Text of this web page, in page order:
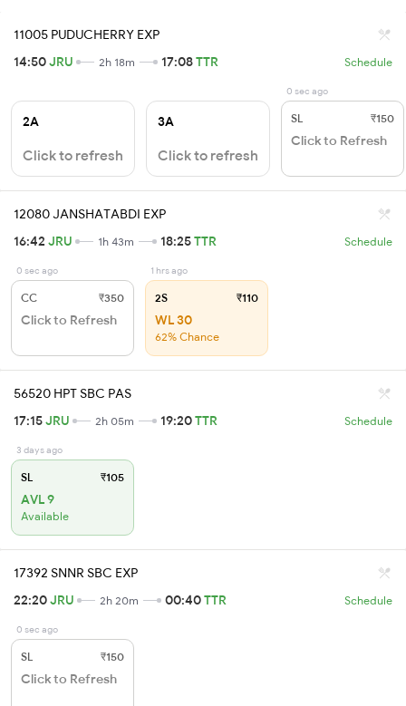
11005 PUDUCHERRY EXP
14:50JRU 2h 18m 17:08TTR Schedule
2A
Click to refresh
3A
Click to refresh
0 sec ago
SL ₹150
Click to Refresh
12080 JANSHATABDI EXP
16:42 JRU 1h 43m 18:25TTR Schedule
0 sec ago
CC ₹350
Click to Refresh
1 hrs ago
2S ₹110
WL 30
62% Chance
56520 HPT SBC PAS
17:15JRU 2h 05m 19:20TTR Schedule
3 days ago
SL ₹105
AVL 9
Available
17392 SNNR SBC EXP
22:20JRU 2h 20m 00:40TTR Schedule
0 sec ago
SL ₹150
Click to Refresh